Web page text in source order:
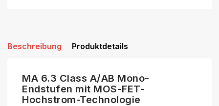
Beschreibung Produktdetails
MA 6.3 Class A/AB Mono-
Endstufen mit MOS-FET-
Hochstrom-Technologie